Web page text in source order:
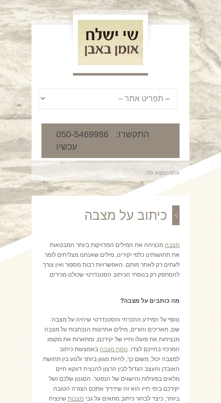
050-5469986 :התקשרו
עכשיו
אתה נמצא פה:
כיתוב על מצבה
מצבה מנציחה את המילים המדויקות ביותר המבטאות
את תחושותינו כלפי יקירינו, מילים שאנחנו מצליחים לומר
לעתים רק לאחר מותם. האפשרויות רבות מספור ואין צורך
להסתפק רק בנוסחי הכיתוב הסטנדרטי שכולנו מכירים.
מה כותבים על מצבה?
נוסף על המידע ההכרחי והסטנדרטי שיהיה על מצבה:
שם, תאריכים והורים, מילים אחרונות הנכתבות על מצבה
מנציחות את פועלו וחייו של יקירכם, ומתארות את מקומו
המרכזי בחייכם לצדו. נוסח מצבה באמצעות כיתוב
למצבה יכול, משום כך, להיות מגוון ביותר ולנוע בין תחושת
האובדן והעצב הגדול לבין הרצון להנציח דווקא חיים
מלאים בפעילות והישגים של הנפטר. הסגנון שלכם ושל
יקירכם בימי חייו הוא זה שידריך אתכם הצורה הטובה
ביותר, כיצד לבחור כיתוב מתאים על גבי מצבות שינציח